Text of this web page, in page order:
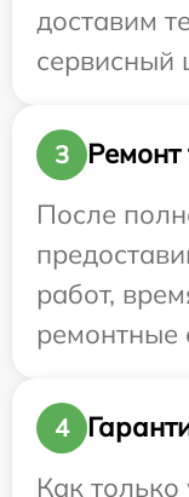
доставим
сервисный
3
Ремонт
После
работ,
ремонтные
4
Как только